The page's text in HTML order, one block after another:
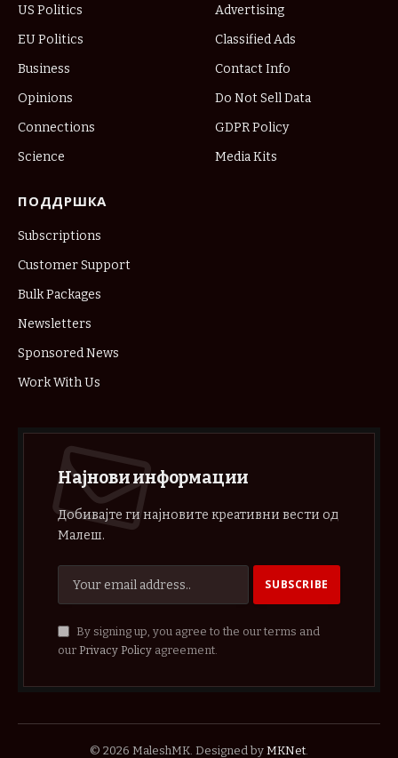
US Politics
EU Politics
Business
Opinions
Connections
Science
Advertising
Classified Ads
Contact Info
Do Not Sell Data
GDPR Policy
Media Kits
ПОДДРШКА
Subscriptions
Customer Support
Bulk Packages
Newsletters
Sponsored News
Work With Us
Најнови информации
Добивајте ги најновите креативни вести од
Малеш.
By signing up, you agree to the our terms and
our Privacy Policyagreement.
© 2026 MaleshMK. Designed by MKNet.